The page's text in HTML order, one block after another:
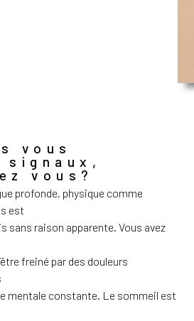
vous
signaux,
vous?
profonde, physique comme
est
sans raison apparente. Vous avez
freiné par des douleurs
mentale constante. Le sommeil est